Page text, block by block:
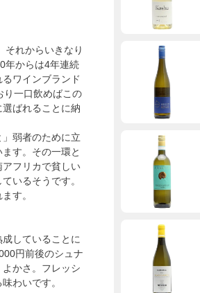
それからいきなり
年からは4年連続
ワインブランド
り一口飲めばこの
ばれることに納
弱者のために立
す。その一環と
フリカで貧しい
いるそうです。
す。
していることに
円前後のシュナ
かさ。フレッシ
わいです。